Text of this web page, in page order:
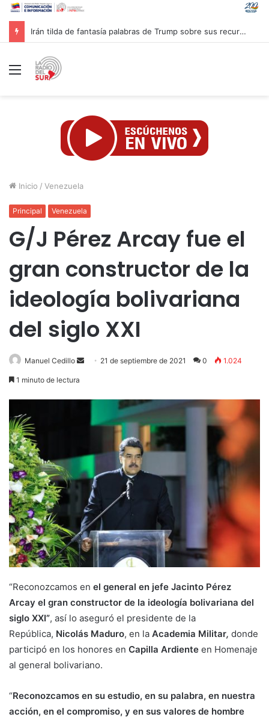
Yemen ataca tropas sauditas en Maarib y refuerza su disuasión
Menú
Inicio / Venezuela
Principal Venezuela
G/J Pérez Arcay fue el
gran constructor de la
ideología bolivariana
del siglo XXI
Manuel Cedillo
Send 21 de septiembre de 2021 0 1.024
1 minuto de lectura
“Reconozcamos en el general en jefe Jacinto Pérez
Arcay el gran constructor de la ideología bolivariana del
siglo XXI”, así lo aseguró el presidente de la
República, Nicolás Maduro, en la Academia Militar, donde
participó en los honores en Capilla Ardiente en Homenaje
al general bolivariano.
“Reconozcamos en su estudio, en su palabra, en nuestra
acción, en el compromiso, y en sus valores de hombre